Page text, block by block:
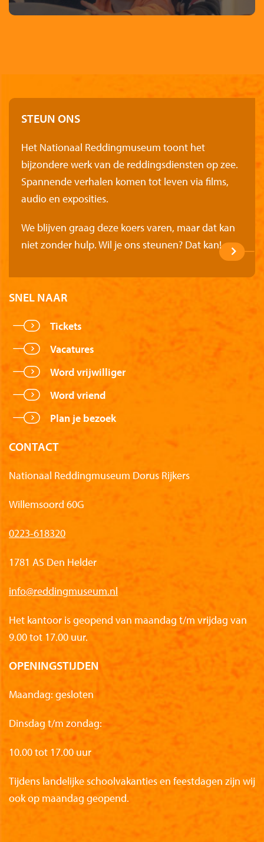
SNEL NAAR
Tickets
Vacatures
Word vrijwilliger
Word vriend
Plan je bezoek
CONTACT
Nationaal Reddingmuseum Dorus Rijkers
Willemsoord 60G
0223-618320
1781 AS Den Helder
info@reddingmuseum.nl
Het kantoor is geopend van maandag t/m vrijdag van
9.00 tot 17.00 uur.
OPENINGSTIJDEN
Maandag: gesloten
Dinsdag t/m zondag:
10.00 tot 17.00 uur
Tijdens landelijke schoolvakanties en feestdagen zijn wij
ook op maandag geopend.
STEUN ONS
Het Nationaal Reddingmuseum toont het
bijzondere werk van de reddingsdiensten op zee.
Spannende verhalen komen tot leven via films,
audio en exposities.
We blijven graag deze koers varen, maar dat kan
niet zonder hulp. Wil je ons steunen? Dat kan!